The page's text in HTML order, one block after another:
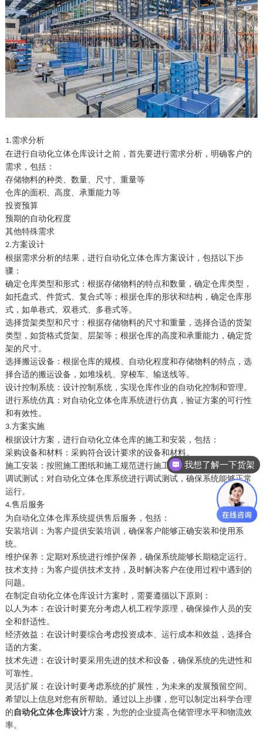
1.需求分析
在进行自动化立体仓库设计之前，首先要进行需求分析，明确客户的
需求，包括：
存储物料的种类、数量、尺寸、重量等
仓库的面积、高度、承重能力等
投资预算
预期的自动化程度
其他特殊需求
2.方案设计
根据需求分析的结果，进行自动化立体仓库方案设计，包括以下步
骤：
确定仓库类型和形式：根据存储物料的特点和数量，确定仓库类型，
如托盘式、件货式、复合式等；根据仓库的形状和结构，确定仓库形
式，如单巷式、双巷式、多巷式等。
选择货架类型和尺寸：根据存储物料的尺寸和重量，选择合适的货架
类型，如货格式货架、层架等；根据仓库的高度和承重能力，确定货
架的尺寸。
选择搬运设备：根据仓库的规模、自动化程度和存储物料的特点，选
择合适的搬运设备，如堆垛机、穿梭车、输送线等。
设计控制系统：设计控制系统，实现仓库作业的自动化控制和管理。
进行系统仿真：对自动化立体仓库系统进行仿真，验证方案的可行性
和有效性。
3.方案实施
根据设计方案，进行自动化立体仓库的施工和安装，包括：
采购设备和材料：采购符合设计要求的设备和材料。
施工安装：按照施工图纸和施工规范进行施工安装。
调试测试：对自动化立体仓库系统进行调试测试，确保系统能够正常
运行。
4.售后服务
为自动化立体仓库系统提供售后服务，包括：
安装培训：为客户提供安装培训，确保客户能够正确安装和使用系
统。
维护保养：定期对系统进行维护保养，确保系统能够长期稳定运行。
技术支持：为客户提供技术支持，及时解决客户在使用过程中遇到的
问题。
在制定自动化立体仓库设计方案时，需要遵循以下原则：
以人为本：在设计时要充分考虑人机工程学原理，确保操作人员的安
全和舒适性。
经济效益：在设计时要综合考虑投资成本、运行成本和效益，选择合
适的方案。
技术先进：在设计时要采用先进的技术和设备，确保系统的先进性和
可靠性。
灵活扩展：在设计时要考虑系统的扩展性，为未来的发展预留空间。
希望以上信息对您有所帮助。通过以上步骤，您可以制定出科学合理
的 自动化立体仓库设计方案，为您的企业提高仓储管理水平和物流效
率。
我想了解一下货架